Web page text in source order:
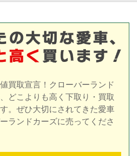
買取宣言！クローバーランド
どこよりも高く下取り・買取
。ぜひ大切にされてきた愛車
ランドカーズに売ってくださ